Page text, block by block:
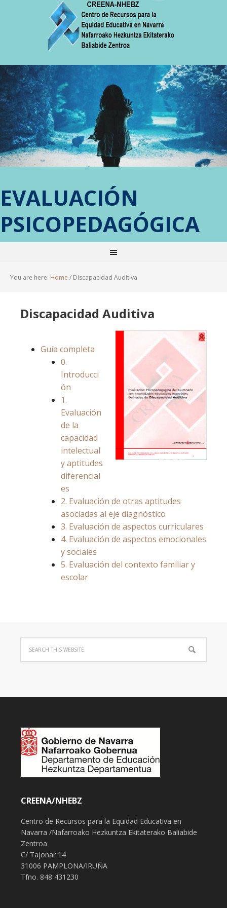
EVALUACIÓN
PSICOPEDAGÓGICA
You are here: Home / Discapacidad Auditiva
Discapacidad Auditiva
Guía completa
0.
Introducci
ón
1.
Evaluación
de la
capacidad
intelectual
y aptitudes
diferencial
es
2. Evaluación de otras aptitudes
asociadas al eje diagnóstico
3. Evaluación de aspectos curriculares
4. Evaluación de aspectos emocionales
y sociales
5. Evaluación del contexto familiar y
escolar
CREENA/NHEBZ
Centro de Recursos para la Equidad Educativa en
Navarra /Nafarroako Hezkuntza Ekitaterako Baliabide
Zentroa
C/ Tajonar 14
31006 PAMPLONA/IRUÑA
Tfno. 848 431230